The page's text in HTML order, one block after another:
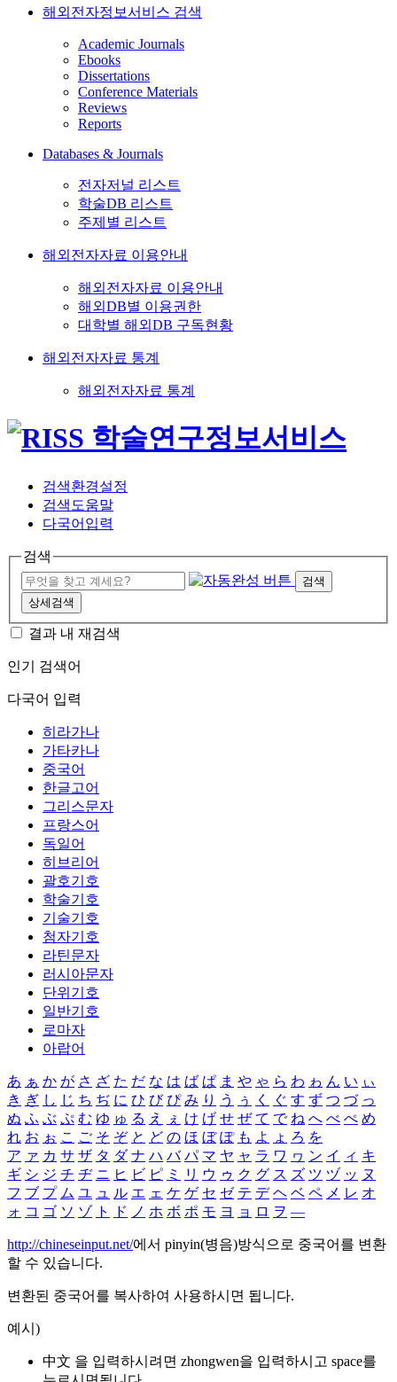
해외전자정보서비스 검색
Academic Journals
Ebooks
Dissertations
Conference Materials
Reviews
Reports
Databases & Journals
전자저널 리스트
학술DB 리스트
주제별 리스트
해외전자자료 이용안내
해외전자자료 이용안내
해외DB별 이용권한
대학별 해외DB 구독현황
해외전자자료 통계
해외전자자료 통계
검색환경설정
검색도움말
다국어입력
검색
검색
상세검색
결과 내 재검색
인기 검색어
다국어 입력
히라가나
가타카나
중국어
한글고어
그리스문자
프랑스어
독일어
히브리어
괄호기호
학술기호
기술기호
첨자기호
라틴문자
러시아문자
단위기호
일반기호
로마자
아랍어
あ ぁ か が さ ざ た だ な は ば ぱ ま や ゃ ら わ ゎ ん い ぃ
き ぎ し じ ち ぢ に ひ び ぴ み り う ぅ く ぐ す ず つ づ っ
ぬ ふ ぶ ぷ む ゆ ゅ る え ぇ け げ せ ぜ て で ね へ べ ぺ め
れ お ぉ こ ご そ ぞ と ど の ほ ぼ ぽ も よ ょ ろ を
ア ァ カ サ ザ タ ダ ナ ハ バ パ マ ヤ ャ ラ ワ ヮ ン イ ィ キ
ギ シ ジ チ ヂ ニ ヒ ビ ピ ミ リ ウ ゥ ク グ ス ズ ツ ヅ ッ ヌ
フ ブ プ ム ユ ュ ル エ ェ ケ ゲ セ ゼ テ デ ヘ ベ ペ メ レ オ
ォ コ ゴ ソ ゾ ト ド ノ ホ ボ ポ モ ヨ ョ ロ ヲ ―
http://chineseinput.net/에서 pinyin(병음)방식으로 중국어를 변환
할 수 있습니다.
변환된 중국어를 복사하여 사용하시면 됩니다.
예시)
中文 을 입력하시려면 zhongwen을 입력하시고 space를